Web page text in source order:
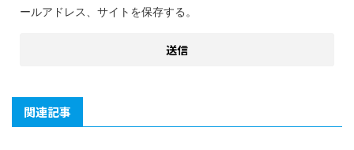
ールアドレス、サイトを保存する。
関連記事